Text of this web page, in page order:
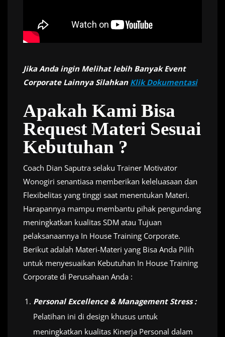
Jika Anda ingin Melihat lebih Banyak Event
Corporate Lainnya Silahkan Klik Dokumentasi
Apakah Kami Bisa
Request Materi Sesuai
Kebutuhan ?
Coach Dian Saputra selaku Trainer Motivator
Wonogiri senantiasa memberikan keleluasaan dan
Flexibelitas yang tinggi saat menentukan Materi.
Harapannya mampu membantu pihak pengundang
meningkatkan kualitas SDM atau Tujuan
pelaksanaannya In House Training Corporate.
Berikut adalah Materi-Materi yang Bisa Anda Pilih
untuk menyesuaikan Kebutuhan In House Training
Corporate di Perusahaan Anda :
Personal Excellence & Management Stress :
Pelatihan ini di design khusus untuk
meningkatkan kualitas Kinerja Personal dalam